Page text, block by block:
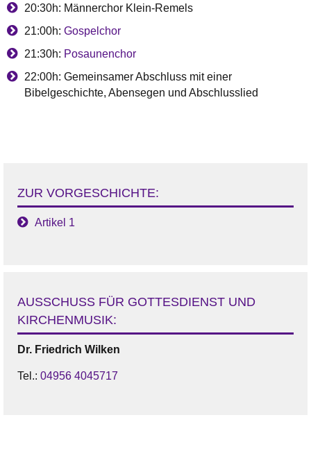
20:30h: Männerchor Klein-Remels
21:00h: Gospelchor
21:30h: Posaunenchor
22:00h: Gemeinsamer Abschluss mit einer
Bibelgeschichte, Abensegen und Abschlusslied
ZUR VORGESCHICHTE:
Artikel 1
AUSSCHUSS FÜR GOTTESDIENST UND
KIRCHENMUSIK:
Dr. Friedrich Wilken
Tel.: 04956 4045717